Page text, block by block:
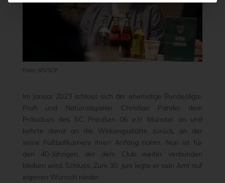
Foto: MS/SCP
Im Januar 2023 schloss sich der ehemalige Bundesliga-
Profi und Nationalspieler Christian Pander dem
Präsidium des SC Preußen 06 e.V. Münster an und
kehrte damit an die Wirkungsstätte zurück, an der
seine Fußballkarriere ihren Anfang nahm. Nun ist für
den 40-Jährigen, der dem Club weiter verbunden
bleiben wird, Schluss. Zum 30. Juni legte er sein Amt auf
eigenen Wunsch nieder.